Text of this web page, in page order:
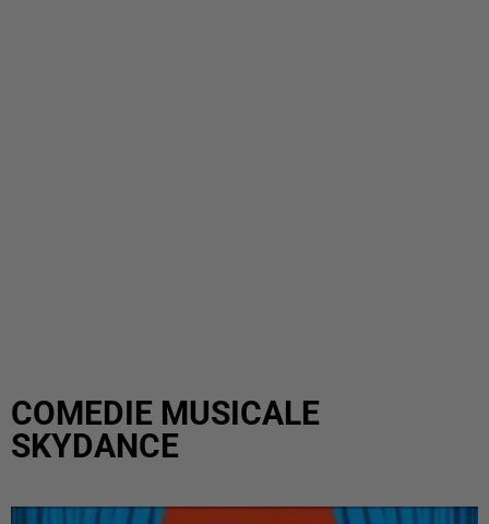
COMEDIE MUSICALE
SKYDANCE